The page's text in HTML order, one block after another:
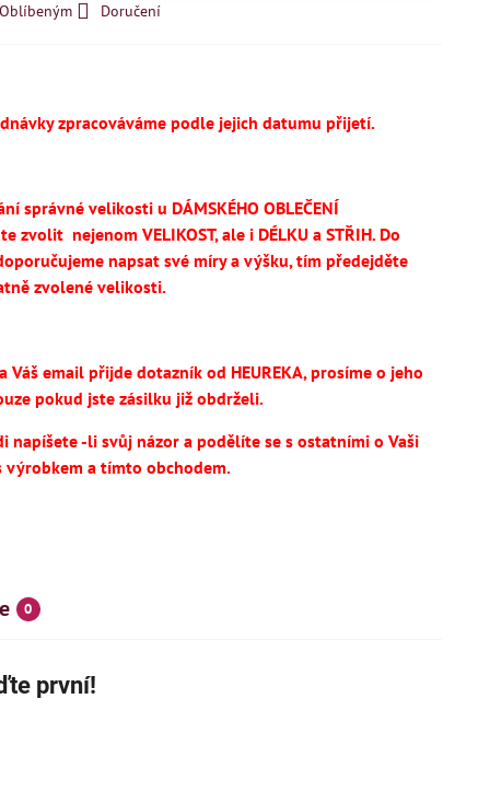
Doručení
zpracováváme podle jejich datumu přijetí.
správné velikosti u DÁMSKÉHO OBLEČENÍ
zvolitnejenom VELIKOST, ale i DÉLKU a STŘIH. Do
napsat své míry a výšku, tím předejděte
zvolené velikosti.
Váš email přijde dotazník od HEUREKA, prosíme o jeho
pokud jste zásilku již obdrželi.
napíšete -li svůj názor a podělíte se s ostatními o Vaši
výrobkem a tímto obchodem.
0
první!